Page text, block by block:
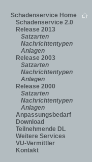
Schadenservice Home
Schadenservice 2.0
Release 2013
Satzarten
Nachrichtentypen
Anlagen
Release 2003
Satzarten
Nachrichtentypen
Anlagen
Release 2000
Satzarten
Nachrichtentypen
Anlagen
Anpassungsbedarf
Download
Teilnehmende DL
Weitere Services
VU-Vermittler
Kontakt